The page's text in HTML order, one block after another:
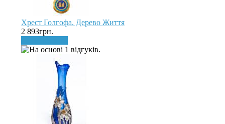
Хрест Голгофа. Дерево Життя
2 893грн.